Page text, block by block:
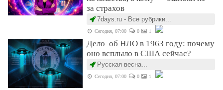
за страхов
7days.ru - Все рубрики...
Сегодня, 07:00 0 1
Дело об НЛО в 1963 году: почему
оно всплыло в США сейчас?
Русская весна...
Сегодня, 07:00 0 1